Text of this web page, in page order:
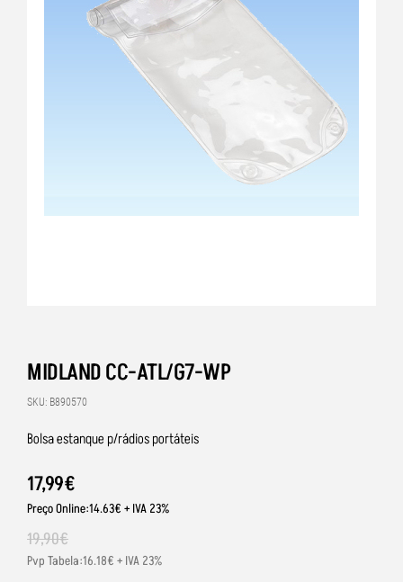
MIDLAND CC-ATL/G7-WP
SKU: B890570
Bolsa estanque p/rádios portáteis
17,99€
Preço Online:14.63€ + IVA 23%
19,90€
Pvp Tabela:16.18€ + IVA 23%